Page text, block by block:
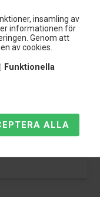
insamling av
informationen för
Genom att
av cookies.
Funktionella